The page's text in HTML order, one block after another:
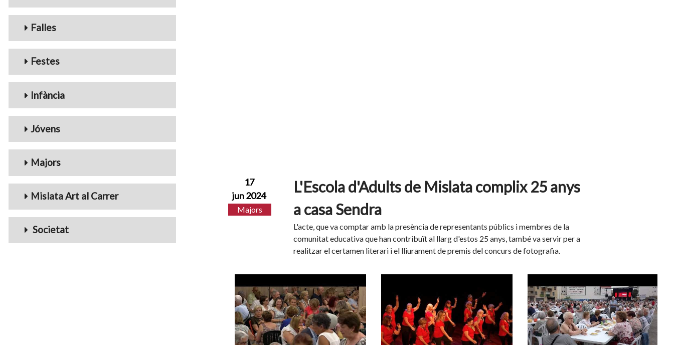
Falles
Festes
Infància
Jóvens
Majors
Mislata Art al Carrer
Societat
17
jun 2024
Majors
L'Escola d'Adults de Mislata complix 25 anys
a casa Sendra
L'acte, que va comptar amb la presència de representants públics i membres de la
comunitat educativa que han contribuït al llarg d'estos 25 anys, també va servir per a
realitzar el certamen literari i el lliurament de premis del concurs de fotografia.